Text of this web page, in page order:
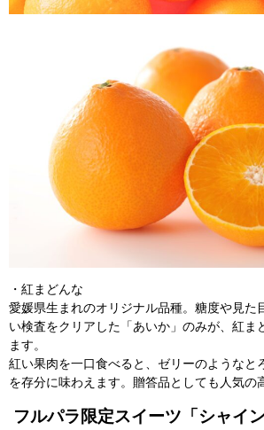
・紅まどんな
愛媛県生まれのオリジナル品種。糖度や見た
い検査をクリアした「あいか」のみが、紅ま
ます。
紅い果肉を一口食べると、ゼリーのようなと
を存分に味わえます。贈答品としても人気の
フルパラ限定スイーツ「シャイ